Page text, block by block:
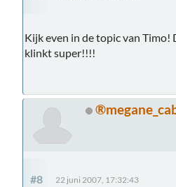
Kijk even in de topic van Timo!
klinkt super!!!!
#8 22 juni 2007, 17:32:43